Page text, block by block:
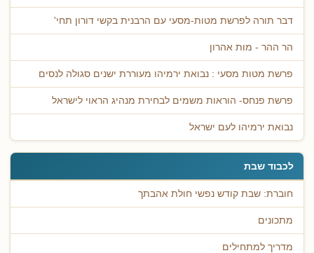
דבר תורה לפרשת מטות-מסעי עם הרבנית בקשי דורון תחי'
הר ההר - מות אהרון
פרשת מטות מסעי : נבואת ירמיהו מעוררת ישנים סגולה לנסים
פרשת פנחס- הוראות משמים לבחירת מנהיג הראוי לישראל
נבואת ירמיהו לעם ישראל
לכבוד שבת
חוברת: שבת קודש נפשי חולת אהבתך
מתכונים
מדריך למתחילים